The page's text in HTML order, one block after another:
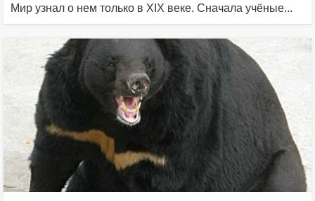
Мир узнал о нем только в XIX веке. Сначала учёные...